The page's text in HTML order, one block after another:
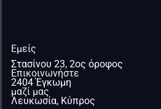
Εμείς
Επικοινωνήστε
μαζί μας
Στασίνου 23, 2ος όροφος
2404 Έγκωμη
Λευκωσία, Κύπρος